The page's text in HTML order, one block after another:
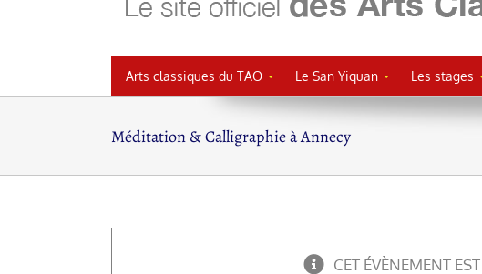
Arts classiques du TAO Le San Yiquan Les stages
Méditation & Calligraphie à Annecy
CET ÉVÈNEMENT